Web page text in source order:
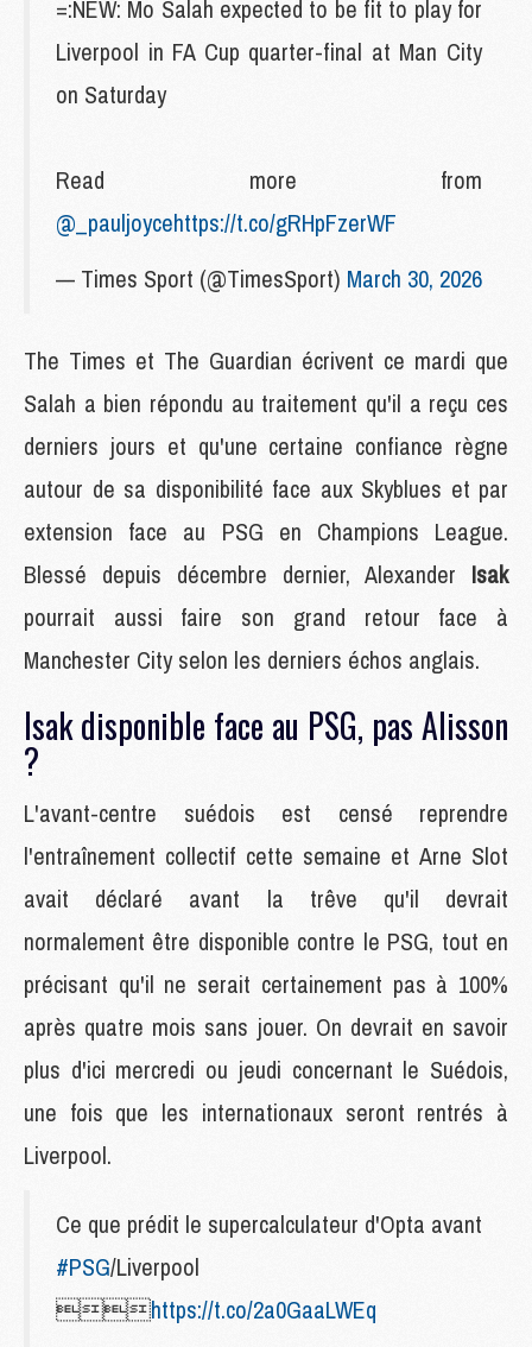
=:NEW: Mo Salah expected to be fit to play for
Liverpool in FA Cup quarter-final at Man City
on Saturday
Read more from
@_pauljoycehttps://t.co/gRHpFzerWF
— Times Sport (@TimesSport) March 30, 2026
The Times et The Guardian écrivent ce mardi que
Salah a bien répondu au traitement qu'il a reçu ces
derniers jours et qu'une certaine confiance règne
autour de sa disponibilité face aux Skyblues et par
extension face au PSG en Champions League.
Blessé depuis décembre dernier, Alexander Isak
pourrait aussi faire son grand retour face à
Manchester City selon les derniers échos anglais.
Isak disponible face au PSG, pas Alisson
?
L'avant-centre suédois est censé reprendre
l'entraînement collectif cette semaine et Arne Slot
avait déclaré avant la trêve qu'il devrait
normalement être disponible contre le PSG, tout en
précisant qu'il ne serait certainement pas à 100%
après quatre mois sans jouer. On devrait en savoir
plus d'ici mercredi ou jeudi concernant le Suédois,
une fois que les internationaux seront rentrés à
Liverpool.
Ce que prédit le supercalculateur d'Opta avant
#PSG/Liverpool
https://t.co/2a0GaaLWEq